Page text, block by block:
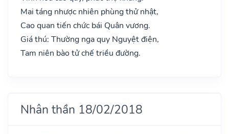
Mai táng nhược nhiên phùng thử nhật,
Cao quan tiến chức bái Quân vương.
Giá thú: Thường nga quy Nguyệt điện,
Tam niên bào tử chế triều đường.
Nhân thần 18/02/2018